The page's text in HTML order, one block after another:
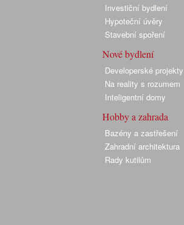
Investiční bydlení
Hypoteční úvěry
Stavební spoření
Nové bydlení
Developerské projekty
Na reality s rozumem
Inteligentní domy
Hobby a zahrada
Bazény a zastřešení
Zahradní architektura
Rady kutilům